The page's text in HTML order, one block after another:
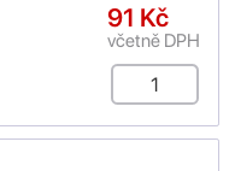
91 Kč
včetně DPH